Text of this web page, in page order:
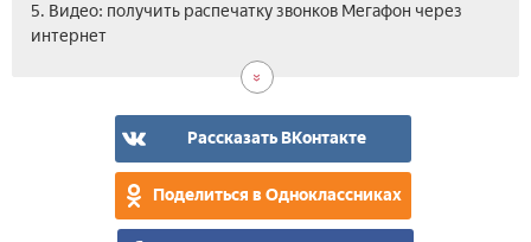
5. Видео: получить распечатку звонков Мегафон через
интернет
Рассказать ВКонтакте
Поделиться в Одноклассниках